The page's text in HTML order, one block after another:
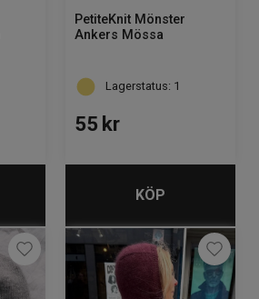
PetiteKnit Mönster
Ankers Mössa
Lagerstatus: 1
55 kr
KÖP